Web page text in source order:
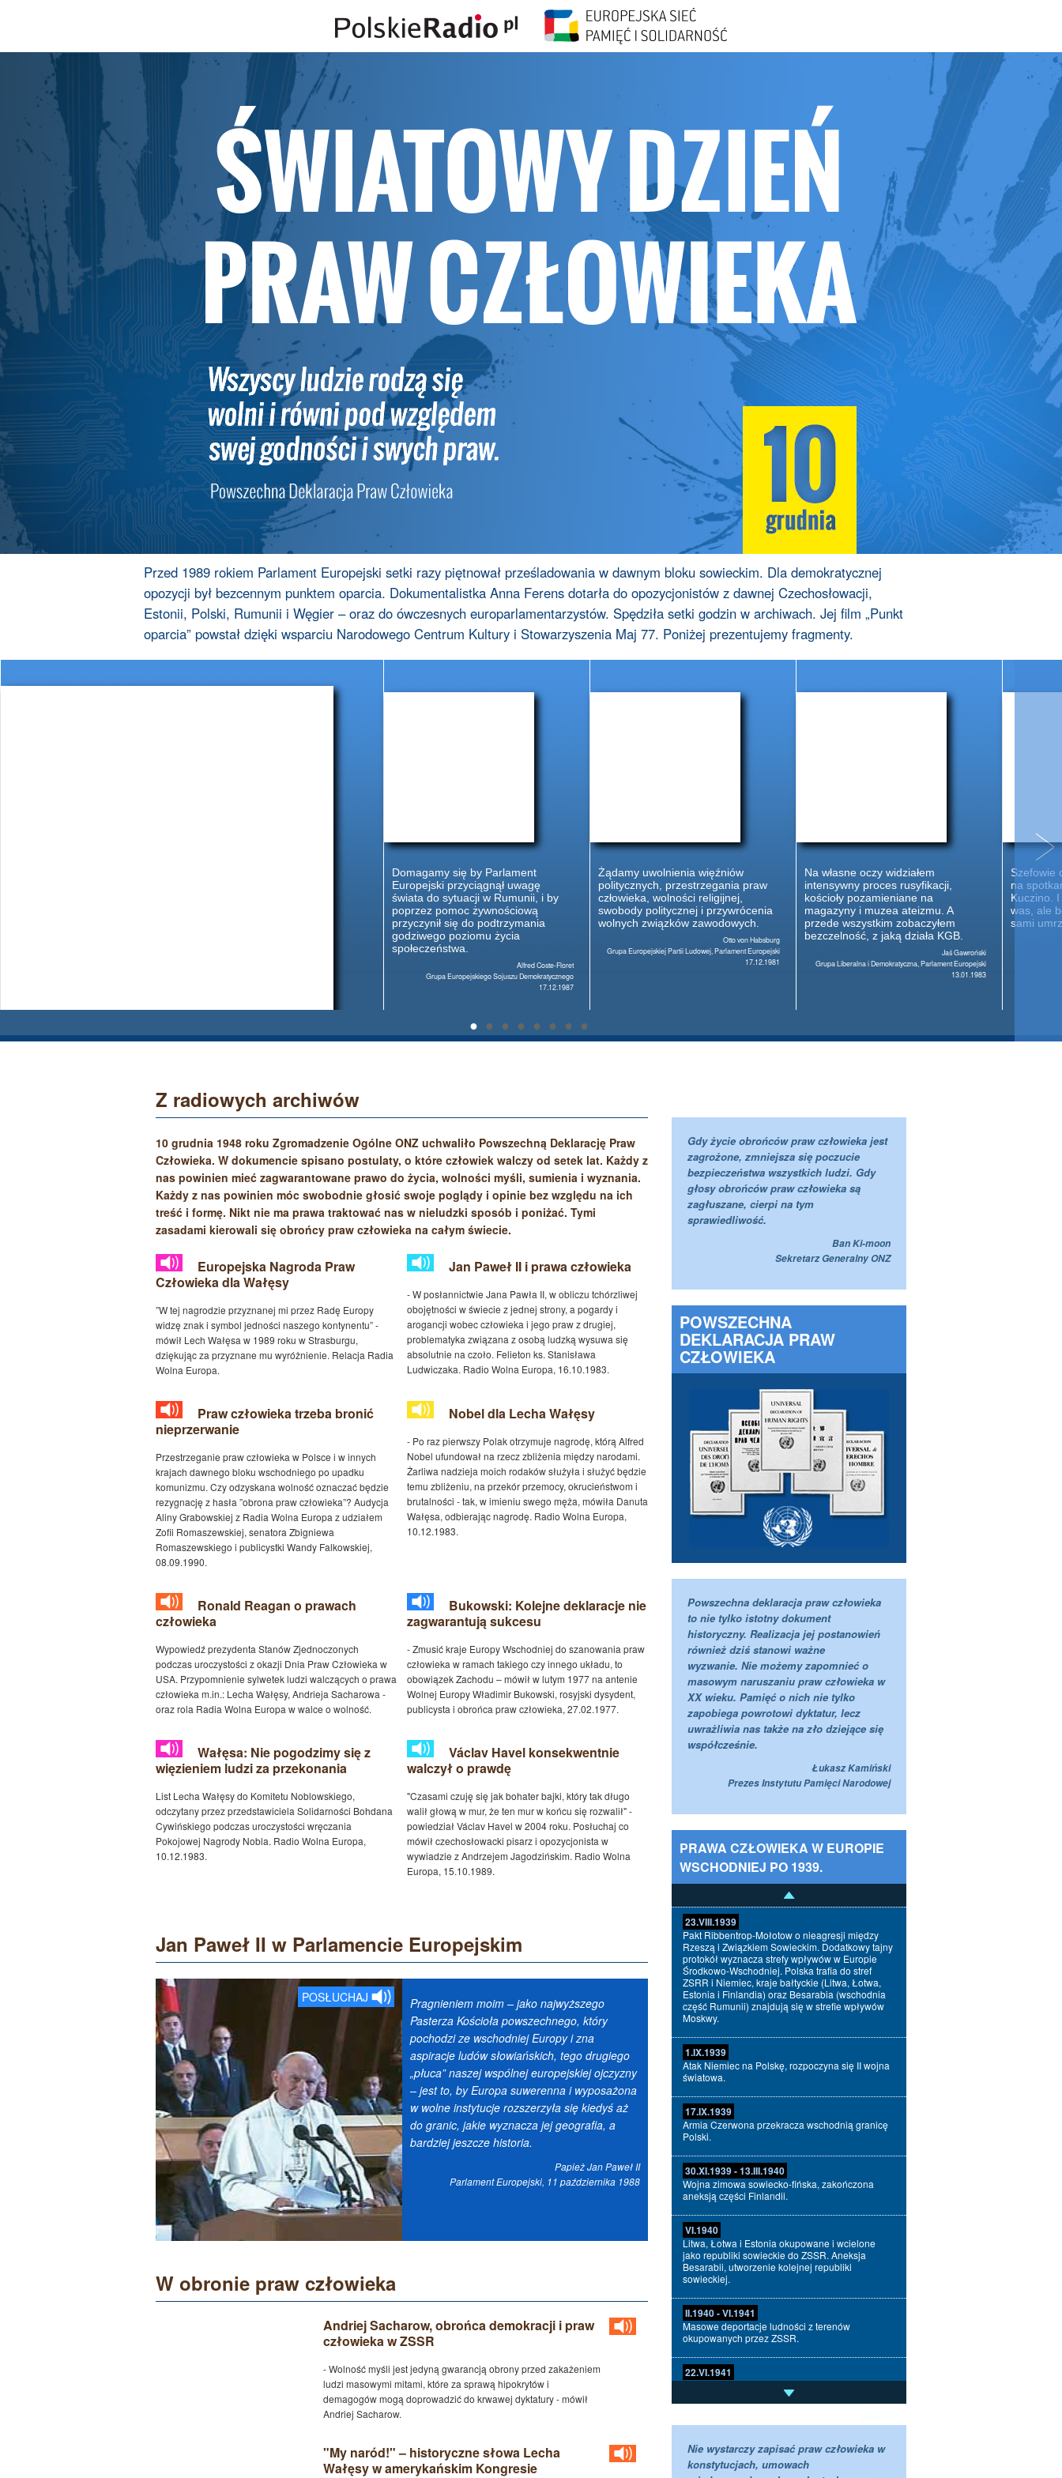
Przed 1989 rokiem Parlament Europejski setki razy piętnował prześladowania w dawnym bloku sowieckim. Dla demokratycznej
opozycji był bezcennym punktem oparcia. Dokumentalistka Anna Ferens dotarła do opozycjonistów z dawnej Czechosłowacji,
Estonii, Polski, Rumunii i Węgier – oraz do ówczesnych europarlamentarzystów. Spędziła setki godzin w archiwach. Jej film „Punkt
oparcia” powstał dzięki wsparciu Narodowego Centrum Kultury i Stowarzyszenia Maj 77. Poniżej prezentujemy fragmenty.
Lord Nicholas Bethell
Grupa Demokracji Europejskiej, Parlament Europejski
Domagamy się by Parlament
Europejski przyciągnął uwagę
świata do sytuacji w Rumunii, i by
poprzez pomoc żywnościową
przyczynił się do podtrzymania
godziwego poziomu życia
społeczeństwa.
Alfred Coste-Floret
Grupa Europejskiego Sojuszu Demokratycznego
17.12.1987
Żądamy uwolnienia więźniów
politycznych, przestrzegania praw
człowieka, wolności religijnej,
swobody politycznej i przywrócenia
wolnych związków zawodowych.
Otto von Habsburg
Grupa Europejskiej Partii Ludowej, Parlament Europejski
17.12.1981
Na własne oczy widziałem
intensywny proces rusyfikacji,
kościoły pozamieniane na
magazyny i muzea ateizmu. A
przede wszystkim zobaczyłem
bezczelność, z jaką działa KGB.
Jaś Gawroński
Grupa Liberalna i Demokratyczna, Parlament Europejski
13.01.1983
Szefowie
na
Kuczino.
was, ale
sami
● ● ● ● ● ● ● ●
Z radiowych archiwów
10 grudnia 1948 roku Zgromadzenie Ogólne ONZ uchwaliło Powszechną Deklarację Praw
Człowieka. W dokumencie spisano postulaty, o które człowiek walczy od setek lat. Każdy z
nas powinien mieć zagwarantowane prawo do życia, wolności myśli, sumienia i wyznania.
Każdy z nas powinien móc swobodnie głosić swoje poglądy i opinie bez względu na ich
treść i formę. Nikt nie ma prawa traktować nas w nieludzki sposób i poniżać. Tymi
zasadami kierowali się obrońcy praw człowieka na całym świecie.
Europejska Nagroda Praw
Człowieka dla Wałęsy
”W tej nagrodzie przyznanej mi przez Radę Europy
widzę znak i symbol jedności naszego kontynentu” -
mówił Lech Wałęsa w 1989 roku w Strasburgu,
dziękując za przyznane mu wyróżnienie. Relacja Radia
Wolna Europa.
Jan Paweł II i prawa człowieka
- W posłannictwie Jana Pawła II, w obliczu tchórzliwej
obojętności w świecie z jednej strony, a pogardy i
arogancji wobec człowieka i jego praw z drugiej,
problematyka związana z osobą ludzką wysuwa się
absolutnie na czoło. Felieton ks. Stanisława
Ludwiczaka. Radio Wolna Europa, 16.10.1983.
Praw człowieka trzeba bronić
nieprzerwanie
Przestrzeganie praw człowieka w Polsce i w innych
krajach dawnego bloku wschodniego po upadku
komunizmu. Czy odzyskana wolność oznaczać będzie
rezygnację z hasła ”obrona praw człowieka”? Audycja
Aliny Grabowskiej z Radia Wolna Europa z udziałem
Zofii Romaszewskiej, senatora Zbigniewa
Romaszewskiego i publicystki Wandy Falkowskiej,
08.09.1990.
Nobel dla Lecha Wałęsy
- Po raz pierwszy Polak otrzymuje nagrodę, którą Alfred
Nobel ufundował na rzecz zbliżenia między narodami.
Żarliwa nadzieja moich rodaków służyła i służyć będzie
temu zbliżeniu, na przekór przemocy, okrucieństwom i
brutalności - tak, w imieniu swego męża, mówiła Danuta
Wałęsa, odbierając nagrodę. Radio Wolna Europa,
10.12.1983.
Ronald Reagan o prawach
człowieka
Wypowiedź prezydenta Stanów Zjednoczonych
podczas uroczystości z okazji Dnia Praw Człowieka w
USA. Przypomnienie sylwetek ludzi walczących o prawa
człowieka m.in.: Lecha Wałęsy, Andrieja Sacharowa -
oraz rola Radia Wolna Europa w walce o wolność.
Bukowski: Kolejne deklaracje nie
zagwarantują sukcesu
- Zmusić kraje Europy Wschodniej do szanowania praw
człowieka w ramach takiego czy innego układu, to
obowiązek Zachodu – mówił w lutym 1977 na antenie
Wolnej Europy Władimir Bukowski, rosyjski dysydent,
publicysta i obrońca praw człowieka, 27.02.1977.
Wałęsa: Nie pogodzimy się z
więzieniem ludzi za przekonania
List Lecha Wałęsy do Komitetu Noblowskiego,
odczytany przez przedstawiciela Solidarności Bohdana
Cywińskiego podczas uroczystości wręczania
Pokojowej Nagrody Nobla. Radio Wolna Europa,
10.12.1983.
Václav Havel konsekwentnie
walczył o prawdę
"Czasami czuję się jak bohater bajki, który tak długo
walił głową w mur, że ten mur w końcu się rozwalił" -
powiedział Václav Havel w 2004 roku. Posłuchaj co
mówił czechosłowacki pisarz i opozycjonista w
wywiadzie z Andrzejem Jagodzińskim. Radio Wolna
Europa, 15.10.1989.
Jan Paweł II w Parlamencie Europejskim
POSŁUCHAJ
Pragnieniem moim – jako najwyższego
Pasterza Kościoła powszechnego, który
pochodzi ze wschodniej Europy i zna
aspiracje ludów słowiańskich, tego drugiego
„płuca” naszej wspólnej europejskiej ojczyzny
– jest to, by Europa suwerenna i wyposażona
w wolne instytucje rozszerzyła się kiedyś aż
do granic, jakie wyznacza jej geografia, a
bardziej jeszcze historia.
Papież Jan Paweł II
Parlament Europejski, 11 października 1988
W obronie praw człowieka
Andriej Sacharow, obrońca demokracji i praw
człowieka w ZSSR
- Wolność myśli jest jedyną gwarancją obrony przed zakażeniem
ludzi masowymi mitami, które za sprawą hipokrytów i
demagogów mogą doprowadzić do krwawej dyktatury - mówił
Andriej Sacharow.
"My naród!" – historyczne słowa Lecha
Wałęsy w amerykańskim Kongresie
Gdy życie obrońców praw człowieka jest
zagrożone, zmniejsza się poczucie
bezpieczeństwa wszystkich ludzi. Gdy
głosy obrońców praw człowieka są
zagłuszane, cierpi na tym
sprawiedliwość.
Ban Ki-moon
Sekretarz Generalny ONZ
POWSZECHNA
DEKLARACJA PRAW
CZŁOWIEKA
Powszechna deklaracja praw człowieka
to nie tylko istotny dokument
historyczny. Realizacja jej postanowień
również dziś stanowi ważne
wyzwanie. Nie możemy zapomnieć o
masowym naruszaniu praw człowieka w
XX wieku. Pamięć o nich nie tylko
zapobiega powrotowi dyktatur, lecz
uwrażliwia nas także na zło dziejące się
współcześnie.
Łukasz Kamiński
Prezes Instytutu Pamięci Narodowej
PRAWA CZŁOWIEKA W EUROPIE
WSCHODNIEJ PO 1939.
23.VIII.1939
Pakt Ribbentrop-Mołotow o nieagresji między
Rzeszą i Związkiem Sowieckim. Dodatkowy tajny
protokół wyznacza strefy wpływów w Europie
Środkowo-Wschodniej. Polska trafia do stref
ZSRR i Niemiec, kraje bałtyckie (Litwa, Łotwa,
Estonia i Finlandia) oraz Besarabia (wschodnia
część Rumunii) znajdują się w strefie wpływów
Moskwy.
1.IX.1939
Atak Niemiec na Polskę, rozpoczyna się II wojna
światowa.
17.IX.1939
Armia Czerwona przekracza wschodnią granicę
Polski.
30.XI.1939 - 13.III.1940
Wojna zimowa sowiecko-fińska, zakończona
aneksją części Finlandii.
VI.1940
Litwa, Łotwa i Estonia okupowane i wcielone
jako republiki sowieckie do ZSSR. Aneksja
Besarabii, utworzenie kolejnej republiki
sowieckiej.
II.1940 - VI.1941
Masowe deportacje ludności z terenów
okupowanych przez ZSSR.
22.VI.1941
Napaść Niemiec na Związek Sowiecki.
(Wlk. Brytania) i F.D. Roosevelta (USA). Zawiera
m.in. solenną deklarację przywrócenia
suwerenności wszystkich krajów, które w wyniku
Nie wystarczy zapisać praw człowieka w
konstytucjach, umowach